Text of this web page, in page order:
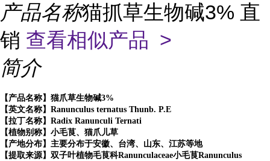
产品名称猫抓草生物碱3% 直
销 查看相似产品 >
简介
【产品名称】猫爪草生物碱3%
【英文名称】Ranunculus ternatus Thunb. P.E
【拉丁名称】Radix Ranunculi Ternati
【植物别称】小毛茛、猫爪儿草
【产地分布】主要分布于安徽、台湾、山东、江苏等地
【提取来源】双子叶植物毛茛科Ranunculaceae小毛茛Ranunculus